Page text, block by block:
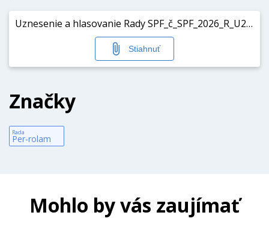
Uznesenie a hlasovanie Rady SPF_č_SPF_2026_R_U29_P.pdf
Stiahnuť
Značky
Rada
Per-rolam
Mohlo by vás zaujímať